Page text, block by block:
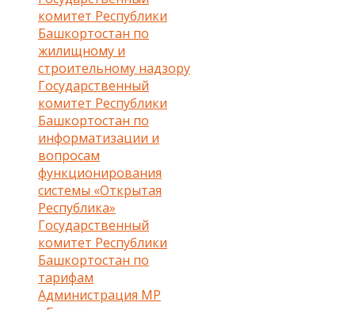
комитет Республики
Башкортостан по
жилищному и
строительному надзору
Государственный
комитет Республики
Башкортостан по
информатизации и
вопросам
функционирования
системы «Открытая
Республика»
Государственный
комитет Республики
Башкортостан по
тарифам
Администрация МР